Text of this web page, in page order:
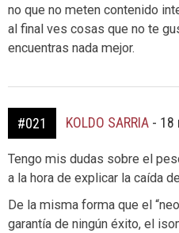
no que no meten contenido
al final ves cosas que no te
encuentras nada mejor.
#021 KOLDO SARRIA - 18
Tengo mis dudas sobre el
a la hora de explicar la caída
De la misma forma que el
garantía de ningún éxito, el